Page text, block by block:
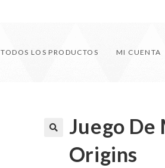
TODOS LOS PRODUCTOS MI CUENTA
Juego De
Origins